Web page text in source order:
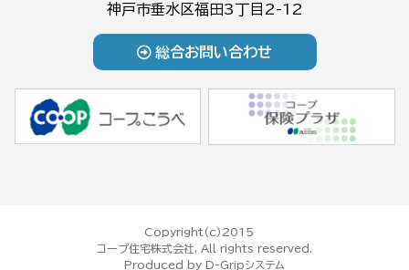
神戸市垂水区福田3丁目2-12
総合お問い合わせ
Copyright(c)2015
コープ住宅株式会社, All rights reserved.
Produced by D-Gripシステム